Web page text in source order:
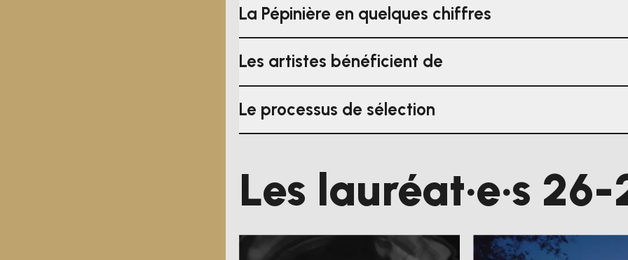
La Pépinière en quelques chiffres
Les artistes bénéficient de
Le processus de sélection
Les lauréat·e·s